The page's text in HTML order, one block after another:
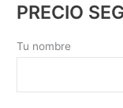
PRECIO
Tu nombre